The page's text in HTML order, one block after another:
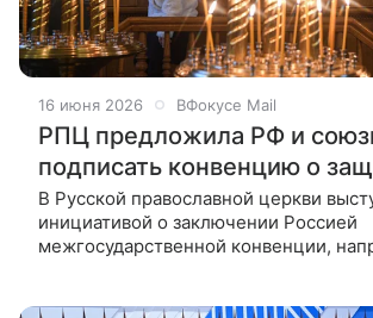
16 июня 2026 ВФокусе Mail
РПЦ предложила РФ и
подписать конвенцию о
В Русской православной церкви
инициативой о заключении Россией
межгосударственной конвенции,